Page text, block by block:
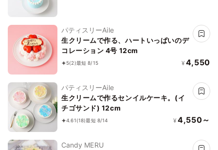
パティスリーAile
生クリームで作る、ハートいっぱいのデ
コレーション 4号 12cm
5(2)最短 8/15 ¥ 4,550
パティスリーAile
生クリームで作るセンイルケーキ。(イ
チゴサンド) 12cm
4.61(18)最短 8/14 ¥ 4,550～
Candy MERU